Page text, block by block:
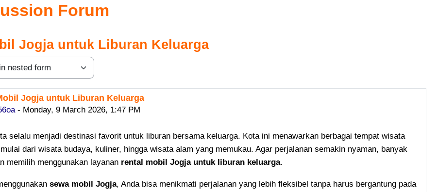
Forum
Jogja untuk Liburan Keluarga
Jogja untuk Liburan Keluarga
- Monday, 9 March 2026, 1:47 PM
replies: 0
selalu menjadi destinasi favorit untuk liburan bersama keluarga. Kota ini menawarkan berbagai tempat wisata
dari wisata budaya, kuliner, hingga wisata alam yang memukau. Agar perjalanan semakin nyaman, banyak
memilih menggunakan layanan rental mobil Jogja untuk liburan keluarga.
sewa mobil Jogja, Anda bisa menikmati perjalanan yang lebih fleksibel tanpa harus bergantung pada